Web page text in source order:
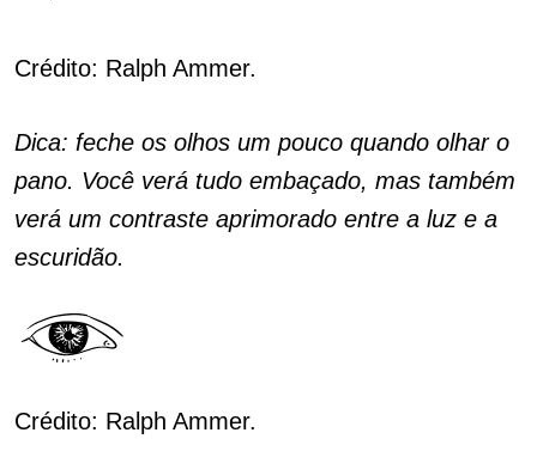
Crédito: Ralph Ammer.
Dica: feche os olhos um pouco quando olhar o
pano. Você verá tudo embaçado, mas também
verá um contraste aprimorado entre a luz e a
escuridão.
Crédito: Ralph Ammer.